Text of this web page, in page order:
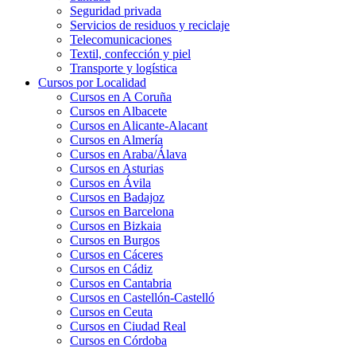
Seguridad privada
Servicios de residuos y reciclaje
Telecomunicaciones
Textil, confección y piel
Transporte y logística
Cursos por Localidad
Cursos en A Coruña
Cursos en Albacete
Cursos en Alicante-Alacant
Cursos en Almería
Cursos en Araba/Álava
Cursos en Asturias
Cursos en Ávila
Cursos en Badajoz
Cursos en Barcelona
Cursos en Bizkaia
Cursos en Burgos
Cursos en Cáceres
Cursos en Cádiz
Cursos en Cantabria
Cursos en Castellón-Castelló
Cursos en Ceuta
Cursos en Ciudad Real
Cursos en Córdoba